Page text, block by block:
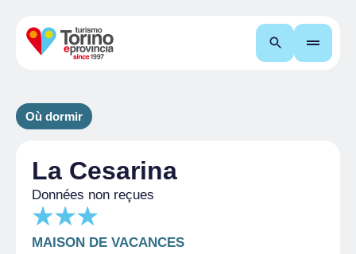
Recherche
Où dormir
La Cesarina
Données non reçues
MAISON DE VACANCES